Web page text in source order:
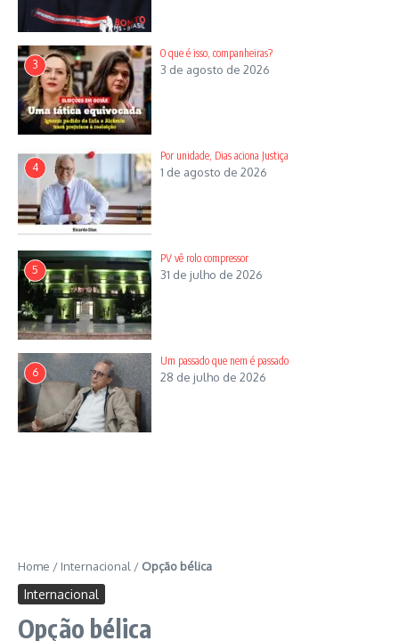
3
O que é isso, companheiras?
3 de agosto de 2026
4
Por unidade, Dias aciona Justiça
1 de agosto de 2026
5
PV vê rolo compressor
31 de julho de 2026
6
Um passado que nem é passado
28 de julho de 2026
Home / Internacional / Opção bélica
Internacional
Opção bélica